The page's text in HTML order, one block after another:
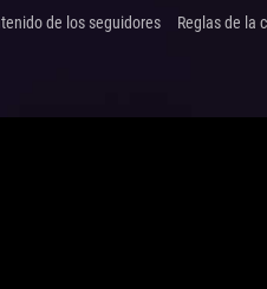
de los seguidores Reglas de la